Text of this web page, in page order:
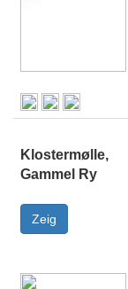
Klostermølle,
Gammel Ry